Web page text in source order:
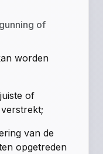
of
worden
of
van de
opgetreden